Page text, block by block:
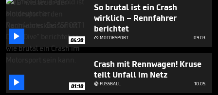
 04:20
So brutal ist ein Crash
wirklich – Rennfahrer
berichtet
MOTORSPORT 09.03.
 01:10
Crash mit Rennwagen! Kruse
teilt Unfall im Netz
FUSSBALL 10.05.